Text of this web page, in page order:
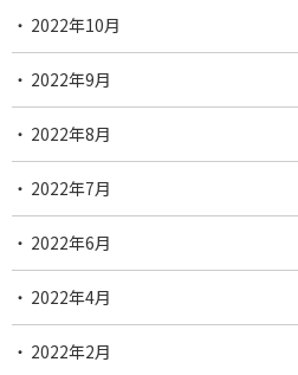
2022年10月
2022年9月
2022年8月
2022年7月
2022年6月
2022年4月
2022年2月